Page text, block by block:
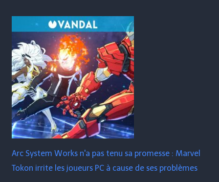
Arc System Works n'a pas tenu sa promesse : Marvel
Tokon irrite les joueurs PC à cause de ses problèmes